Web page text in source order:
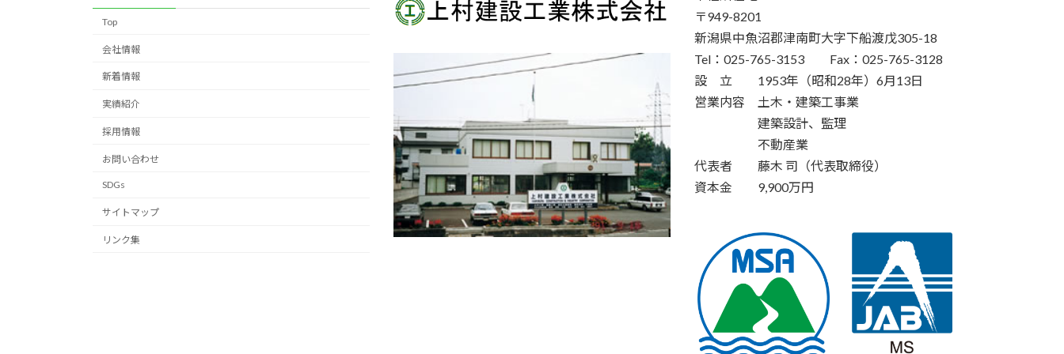
Top
会社情報
新着情報
実績紹介
採用情報
お問い合わせ
SDGs
サイトマップ
リンク集
〒949-8201
新潟県中魚沼郡津南町大字下船渡戊305-18
Tel：025-765-3153 Fax：025-765-3128
設 立 1953年（昭和28年）6月13日
営業内容 土木・建築工事業
建築設計、監理
不動産業
代表者 藤木 司（代表取締役）
資本金 9,900万円